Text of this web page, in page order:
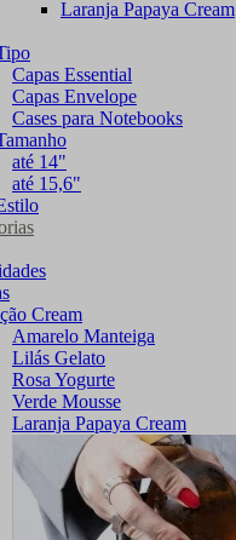
Laranja Papaya Cream
Capas Essential
Capas Envelope
Cases para Notebooks
até 14"
até 15,6"
Cream
Amarelo Manteiga
Lilás Gelato
Rosa Yogurte
Verde Mousse
Laranja Papaya Cream